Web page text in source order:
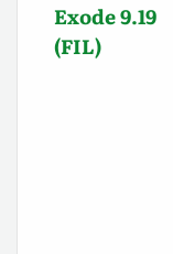
Exode 9.19
(FIL)